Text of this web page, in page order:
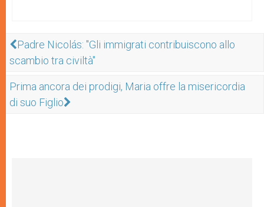
Padre Nicolás: "Gli immigrati contribuiscono allo
scambio tra civiltà"
Prima ancora dei prodigi, Maria offre la misericordia
di suo Figlio